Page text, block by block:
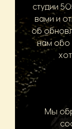
студии
вами и
об
нам обо
Мы